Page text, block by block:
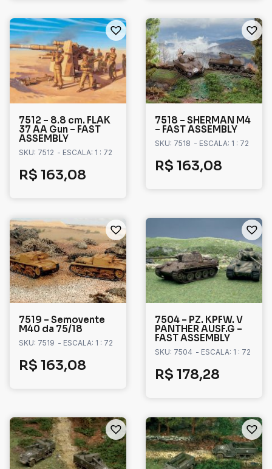
7512 – 8.8 cm. FLAK
37 AA Gun – FAST
ASSEMBLY
SKU: 7512 - ESCALA: 1 : 72
R$ 163,08
7518 – SHERMAN M4
– FAST ASSEMBLY
SKU: 7518 - ESCALA: 1 : 72
R$ 163,08
7519 – Semovente
M40 da 75/18
SKU: 7519 - ESCALA: 1 : 72
R$ 163,08
7504 – PZ. KPFW. V
PANTHER AUSF.G –
FAST ASSEMBLY
SKU: 7504 - ESCALA: 1 : 72
R$ 178,28